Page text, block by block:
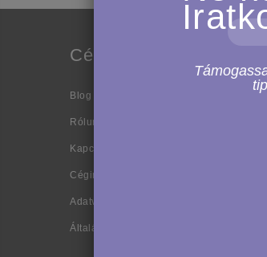
Cég
Blog
Rólunk
Kapcsolatfelvétel
Céginformáció
Adatvédelem és biztonság
Általános Szerződési Feltételek